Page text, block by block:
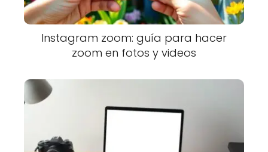
Instagram zoom: guía para hacer
zoom en fotos y videos